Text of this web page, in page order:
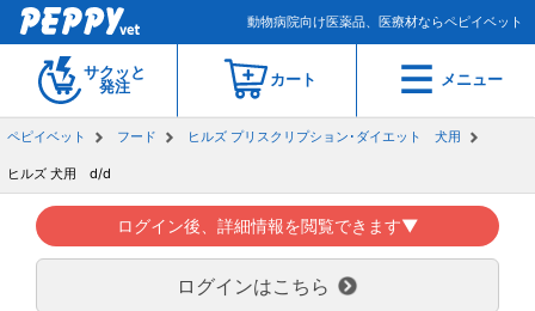
動物病院向け医薬品、医療材ならペピイベット
サクッと
発注
カート メニュー
ペピイベット フード ヒルズ プリスクリプション･ダイエット 犬用
ヒルズ 犬用 d/d
ログイン後、詳細情報を閲覧できます▼
ログインはこちら